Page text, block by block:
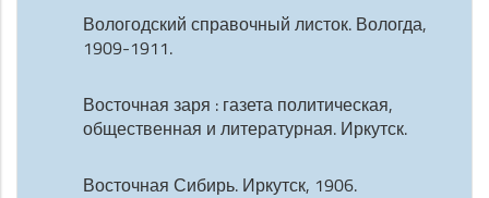
Вологодский справочный листок. Вологда,
1909-1911.
Восточная заря : газета политическая,
общественная и литературная. Иркутск.
Восточная Сибирь. Иркутск, 1906.